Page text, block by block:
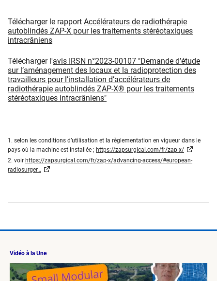
Télécharger le rapport Accélérateurs de radiothérapie
autoblindés ZAP-X pour les traitements stéréotaxiques
intracrâniens
Télécharger l'avis IRSN n°2023-00107 "Demande d’étude
sur l’aménagement des locaux et la radioprotection des
travailleurs pour l’installation d’accélérateurs de
radiothérapie autoblindés ZAP-X® pour les traitements
stéréotaxiques intracrâniens"
1. selon les conditions d’utilisation et la règlementation en vigueur dans le
pays où la machine est installée ; https://zapsurgical.com/fr/zap-x/
2. voir https://zapsurgical.com/fr/zap-x/advancing-access/#european-
radiosurger…
Vidéo à la Une